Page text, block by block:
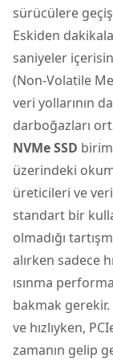
sürücülere
Eskiden
saniyeler
(Non-Volatile
veri yollarının
darboğazları
NVMe SSD
üzerindeki
üreticileri ve
standart bir
olmadığı
alırken sadece
ısınma
bakmak
ve hızlıyken,
zamanın gelip